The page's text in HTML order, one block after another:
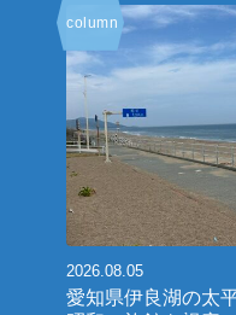
column
2026.08.05
愛知県伊良湖の太